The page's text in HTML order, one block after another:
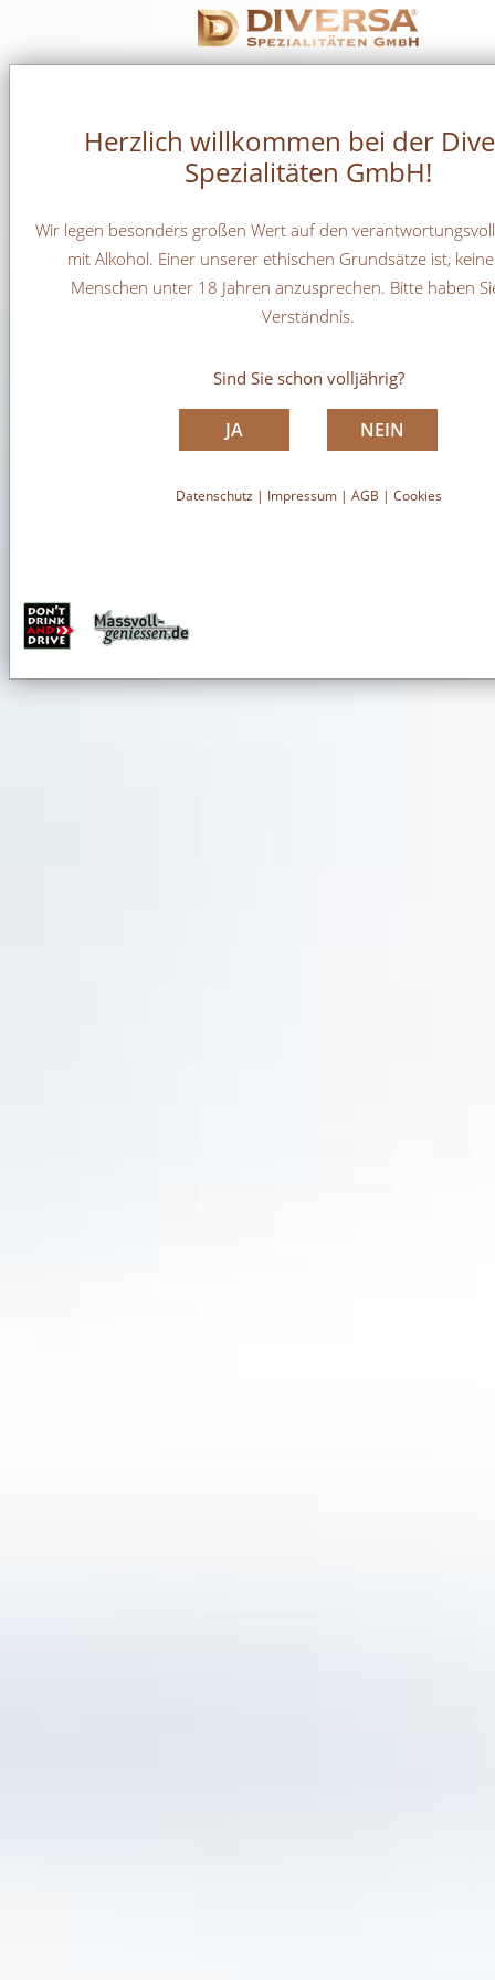
GRASOVKA
Grasovka Original
Herzlich willkommen bei der
Spezialitäten GmbH!
Wir legen besonders großen Wert auf den
mit Alkohol. Einer unserer ethischen Grundsätze ist,
Menschen unter 18 Jahren anzusprechen. Bitte haben
Verständnis.
Sind Sie schon volljährig?
JA NEIN
Datenschutz| Impressum| AGB | Cookies